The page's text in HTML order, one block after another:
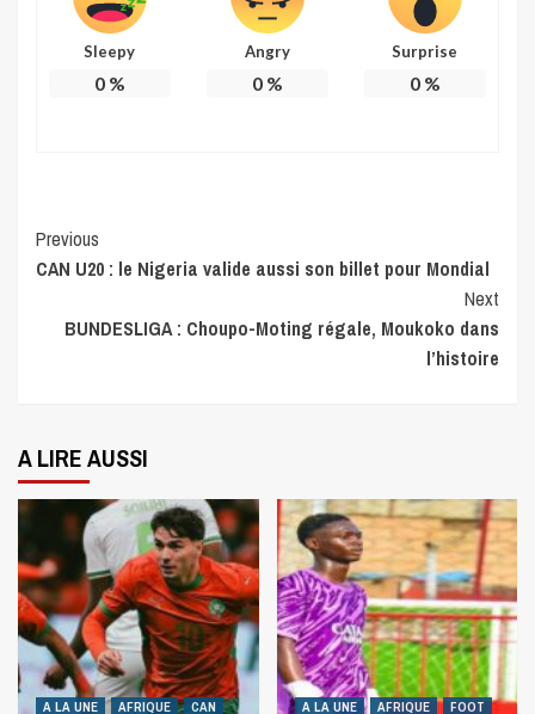
Sleepy
0%
Angry
0%
Surprise
0%
Continue
Reading
Previous
CAN U20 : le Nigeria valide aussi son billet pour Mondial
Next
BUNDESLIGA : Choupo-Moting régale, Moukoko dans
l’histoire
A LIRE AUSSI
A LA UNE AFRIQUE
CAN
A LA UNE AFRIQUE
FOOT